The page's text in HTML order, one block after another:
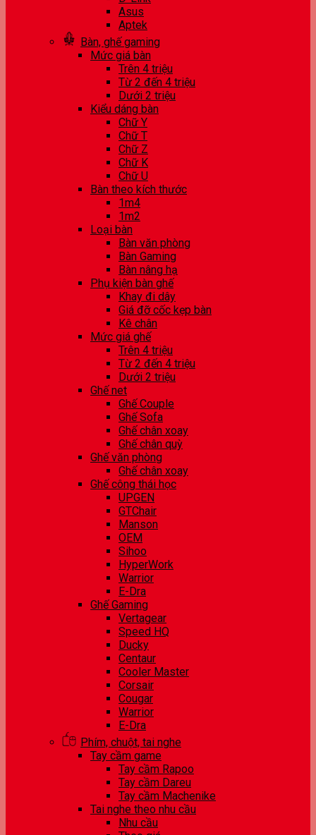
Asus
Aptek
Bàn, ghế gaming
Mức giá bàn
Trên 4 triệu
Từ 2 đến 4 triệu
Dưới 2 triệu
Kiểu dáng bàn
Chữ Y
Chữ T
Chữ Z
Chữ K
Chữ U
Bàn theo kích thước
1m4
1m2
Loại bàn
Bàn văn phòng
Bàn Gaming
Bàn nâng hạ
Phụ kiện bàn ghế
Khay đi dây
Giá đỡ cốc kẹp bàn
Kê chân
Mức giá ghế
Trên 4 triệu
Từ 2 đến 4 triệu
Dưới 2 triệu
Ghế net
Ghế Couple
Ghế Sofa
Ghế chân xoay
Ghế chân quỳ
Ghế văn phòng
Ghế chân xoay
Ghế công thái học
UPGEN
GTChair
Manson
OEM
Sihoo
HyperWork
Warrior
E-Dra
Ghế Gaming
Vertagear
Speed HQ
Ducky
Centaur
Cooler Master
Corsair
Cougar
Warrior
E-Dra
Phím, chuột, tai nghe
Tay cầm game
Tay cầm Rapoo
Tay cầm Dareu
Tay cầm Machenike
Tai nghe theo nhu cầu
Nhu cầu